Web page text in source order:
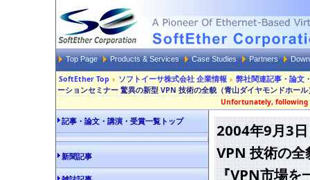
Top Page Products & Services Case Studies Partners
SoftEther Top ソフトイーサ株式会社 企業情報
弊社関連記事・論文
ーションセミナー 驚異の新型 VPN 技術の全貌（青山ダイヤモンドホー
Unfortunately, following
記事・論文・講演・受賞一覧トップ
新聞記事
2004年9月3
VPN 技術の全
『VPN市場を